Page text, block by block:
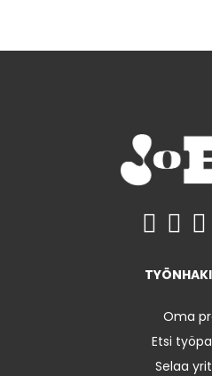
Oma
Etsi
Selaa